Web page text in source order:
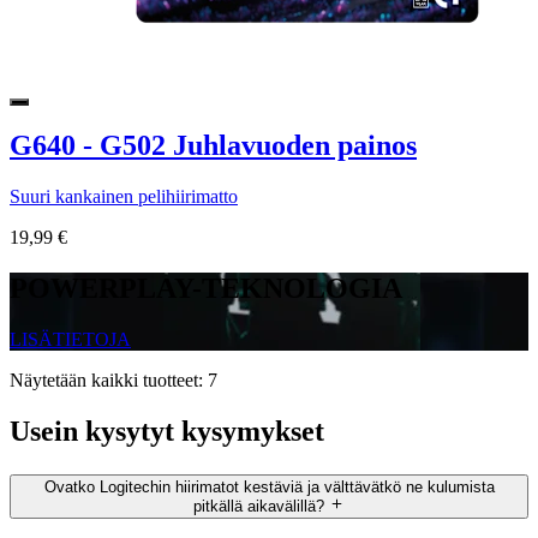
G640 - G502 Juhlavuoden painos
Suuri kankainen pelihiirimatto
19,99 €
POWERPLAY-TEKNOLOGIA
LISÄTIETOJA
Näytetään kaikki tuotteet: 7
Usein kysytyt kysymykset
Ovatko Logitechin hiirimatot kestäviä ja välttävätkö ne kulumista
pitkällä aikavälillä?